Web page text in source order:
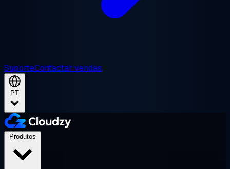
SuporteContactar vendas
PT